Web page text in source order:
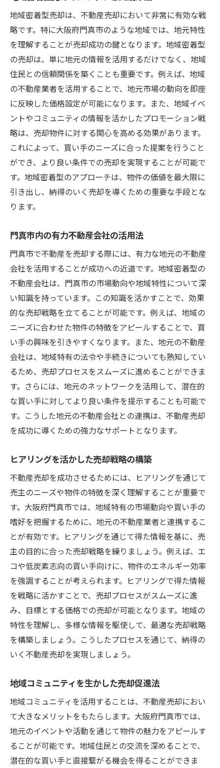
地域密着型売却は、不動産売却において非常に有効な戦
略です。特に大阪府門真市のような地域では、地元特性
を理解することが売却成功の鍵となります。地域密着型
の売却は、単に地元の情報を活用するだけでなく、地域
住民との信頼関係を築くことも重要です。例えば、地域
の不動産業者を活用することで、地元市場の動向を即座
に反映した価格設定が可能になります。また、地域イベ
ントやコミュニティの情報を活かしたプロモーション戦
略は、売却物件に対する関心を高める効果があります。
これによって、買い手のニーズに合った提案を行うこと
ができ、より良い条件での売却を実現することが可能で
す。地域密着型のアプローチは、物件の価値を最大限に
引き出し、納得のいく売却を導くための重要な手段とな
ります。
門真市内の有力不動産会社の活用法
門真市で不動産を売却する際には、有力な地元の不動産
会社を活用することが成功への近道です。地域密着型の
不動産会社は、門真市の市場動向や地域特性について深
い知識を持っています。この知識を活かすことで、効果
的な売却戦略を立てることが可能です。例えば、地域の
ニーズに合わせた物件の特徴をアピールすることで、買
い手の興味を引きやすくなります。また、地元の不動産
会社は、地域特有の法令や手続きについても熟知してい
るため、売却プロセスをスムーズに進めることができま
す。さらには、地元のネットワークを活用して、潜在的
な買い手に対してより良い条件を提示することも可能で
す。こうした地元の不動産会社との連携は、不動産売却
を成功に導くための強力なサポートとなります。
ヒアリングを活かした売却戦略の構築
不動産売却を成功させるためには、ヒアリングを通じて
売主のニーズや物件の特徴を深く理解することが重要で
す。大阪府門真市では、地域特有の市場動向や買い手の
嗜好を把握するために、地元の不動産業者と連携するこ
とが有効です。ヒアリングを通じて得た情報を基に、売
主の目的に合った売却戦略を練りましょう。例えば、エ
コや低炭素志向の買い手向けに、物件のエネルギー効率
を強調することが考えられます。ヒアリングで得た情報
を戦略に活かすことで、売却プロセスがスムーズに進
み、目標とする価格での売却が可能となります。地域の
特性を理解し、多様な情報を駆使して、最適な売却戦略
を構築しましょう。こうしたプロセスを通じて、納得の
いく不動産売却を実現しましょう。
地域コミュニティを生かした売却促進法
地域コミュニティを活用することは、不動産売却におい
て大きなメリットをもたらします。大阪府門真市では、
地元のイベントや活動を通じて物件の魅力をアピールす
ることが可能です。地域住民との交流を深めることで、
潜在的な買い手と直接繋がる機会を得ることができま